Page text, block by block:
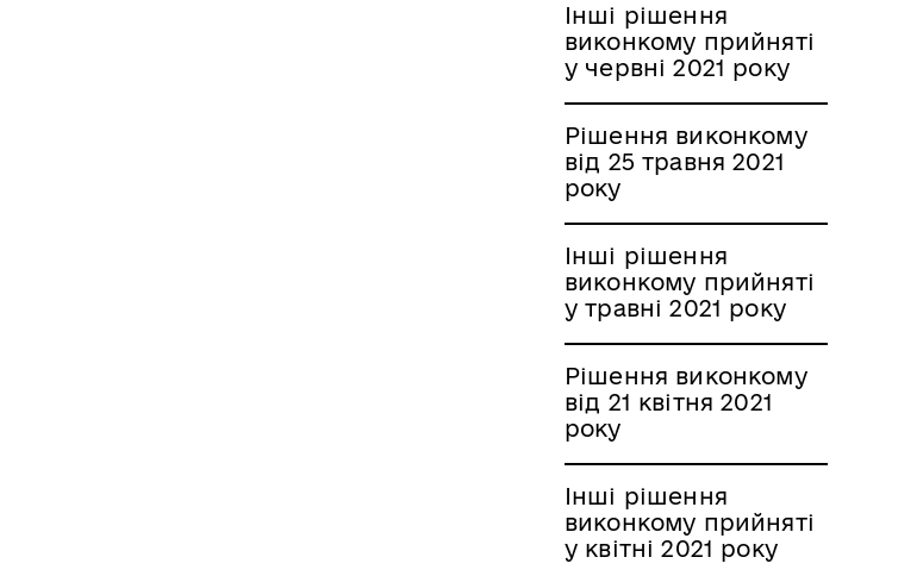
Інші рішення
виконкому прийняті
у червні 2021 року
Рішення виконкому
від 25 травня 2021
року
Інші рішення
виконкому прийняті
у травні 2021 року
Рішення виконкому
від 21 квітня 2021
року
Інші рішення
виконкому прийняті
у квітні 2021 року